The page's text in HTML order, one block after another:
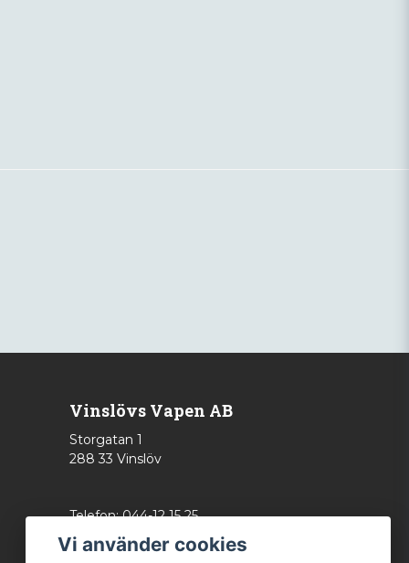
Vinslövs Vapen AB
Storgatan 1
288 33 Vinslöv
Telefon: 044-12 15 25
info@vinslovsvapen.se
Vi använder cookies